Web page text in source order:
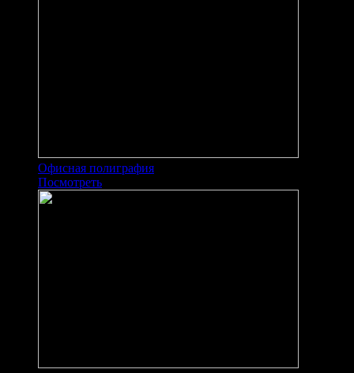
Офисная полиграфия
Посмотреть